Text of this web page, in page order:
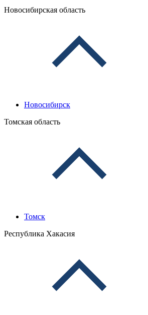
Новосибирская область
Новосибирск
Томская область
Томск
Республика Хакасия